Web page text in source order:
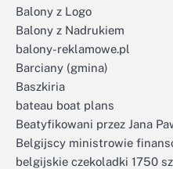
Balony z Logo
Balony z Nadrukiem
balony-reklamowe.pl
Barciany (gmina)
Baszkiria
bateau boat plans
Beatyfikowani przez Jana
Belgijscy ministrowie
belgijskie czekoladki 1750